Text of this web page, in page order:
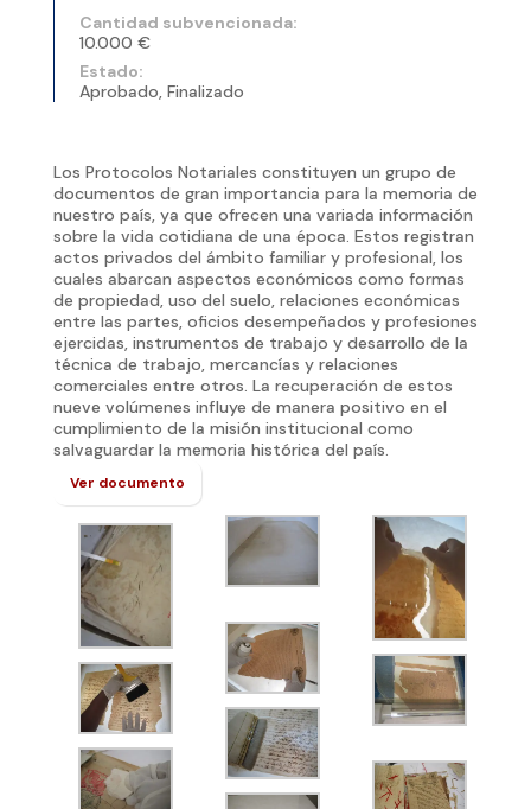
Cantidad subvencionada:
10.000 €
Estado:
Aprobado, Finalizado
Los Protocolos Notariales constituyen un grupo de
documentos de gran importancia para la memoria de
nuestro país, ya que ofrecen una variada información
sobre la vida cotidiana de una época. Estos registran
actos privados del ámbito familiar y profesional, los
cuales abarcan aspectos económicos como formas
de propiedad, uso del suelo, relaciones económicas
entre las partes, oficios desempeñados y profesiones
ejercidas, instrumentos de trabajo y desarrollo de la
técnica de trabajo, mercancías y relaciones
comerciales entre otros. La recuperación de estos
nueve volúmenes influye de manera positivo en el
cumplimiento de la misión institucional como
salvaguardar la memoria histórica del país.
Ver documento